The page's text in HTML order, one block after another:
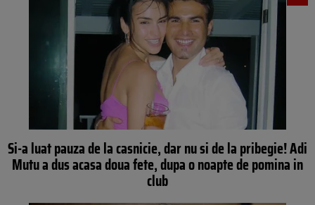
Si-a luat pauza de la casnicie, dar nu si de la pribegie! Adi
Mutu a dus acasa doua fete, dupa o noapte de pomina in
club